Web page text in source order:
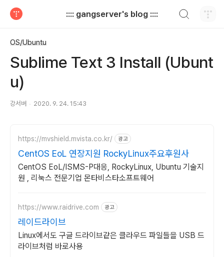
:::: gangserver's blog ::::
OS/Ubuntu
Sublime Text 3 Install (Ubunt
u)
강서버 2020. 9. 24. 15:43
https://mvshield.mvista.co.kr/ 광고
CentOS EoL 연장지원 RockyLinux주요후원사
CentOS EoL/ISMS-P대응, RockyLinux, Ubuntu 기술지
원 , 리눅스 전문기업 몬타비스타소프트웨어
https://www.raidrive.com 광고
레이드라이브
Linux에서도 구글 드라이브같은 클라우드 파일들을 USB 드
라이브처럼 바로사용